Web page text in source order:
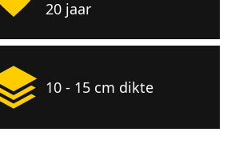
20 jaar
10 - 15 cm dikte